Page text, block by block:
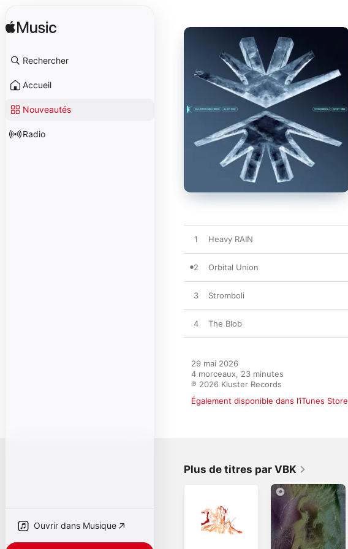
Rechercher
Accueil
Nouveautés
Radio
Ouvrir dans Musique
1 Heavy RAIN
2 Orbital Union
3 Stromboli
4 The Blob
29 mai 2026
4 morceaux, 23 minutes
℗ 2026 Kluster Records
Également disponible dans l’iTunes Store
Plus de titres par VBK